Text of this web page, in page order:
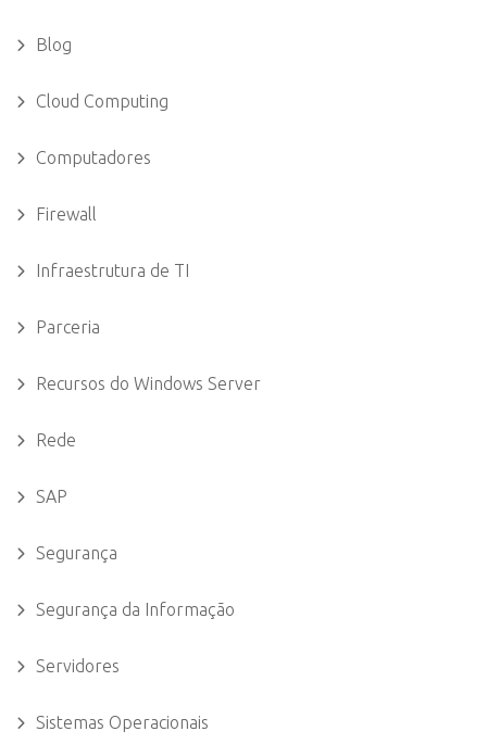
Blog
Cloud Computing
Computadores
Firewall
Infraestrutura de TI
Parceria
Recursos do Windows Server
Rede
SAP
Segurança
Segurança da Informação
Servidores
Sistemas Operacionais